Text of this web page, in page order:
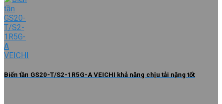
Biến tần GS20-T/S2-1R5G-A VEICHI khả năng chịu tải nặng tốt